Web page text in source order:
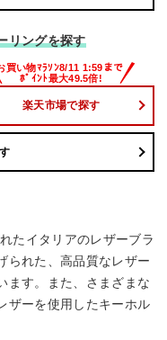
リングを探す
楽天市場で探す
たイタリアのレザーブラ
られた、高品質なレザー
ます。また、さまざまな
ザーを使用したキーホル